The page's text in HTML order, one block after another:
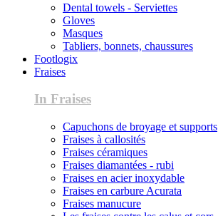
Dental towels - Serviettes
Gloves
Masques
Tabliers, bonnets, chaussures
Footlogix
Fraises
In Fraises
Capuchons de broyage et supports
Fraises à callosités
Fraises céramiques
Fraises diamantées - rubi
Fraises en acier inoxydable
Fraises en carbure Acurata
Fraises manucure